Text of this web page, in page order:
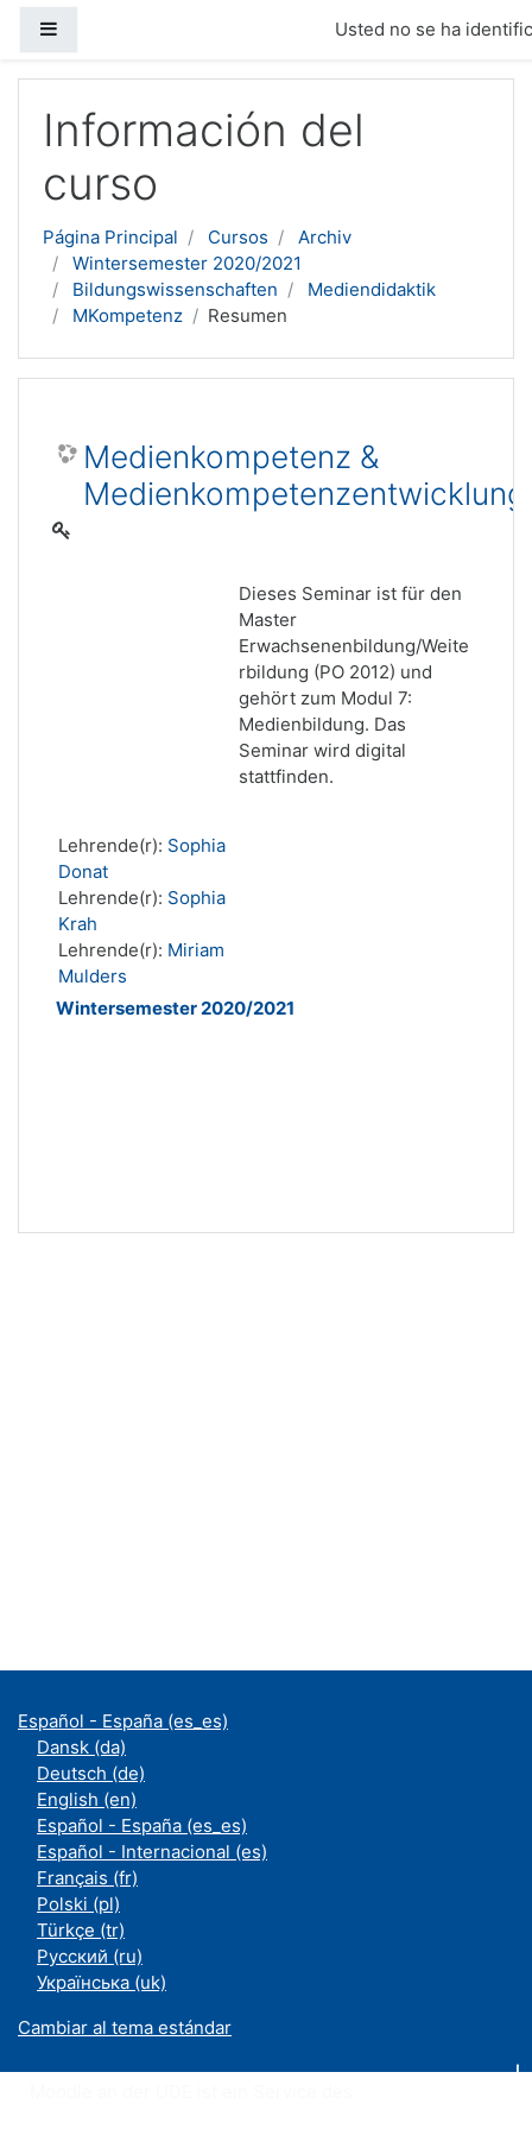
Usted no se ha
Información del
curso
Página Principal Cursos
Archiv
Wintersemester 2020/2021
Bildungswissenschaften
Mediendidaktik
MKompetenz
Resumen
Medienkompetenz &
Medienkompetenzentwicklung
Dieses Seminar ist für den
Master
Erwachsenenbildung/Weite
rbildung (PO 2012) und
gehört zum Modul 7:
Medienbildung. Das
Seminar wird digital
stattfinden.
Lehrende(r): Sophia
Donat
Lehrende(r): Sophia
Krah
Lehrende(r): Miriam
Mulders
Wintersemester 2020/2021
Español - España ‎(es_es)‎
Dansk ‎(da)‎
Deutsch ‎(de)‎
English ‎(en)‎
Español - España ‎(es_es)‎
Español - Internacional ‎(es)‎
Français ‎(fr)‎
Polski ‎(pl)‎
Türkçe ‎(tr)‎
Русский ‎(ru)‎
Українська ‎(uk)‎
Cambiar al tema estándar